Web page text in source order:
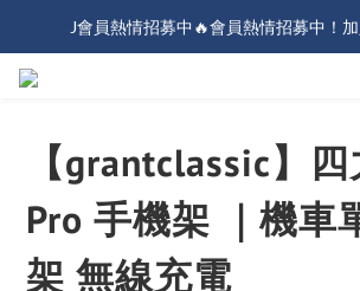
J會員熱情招募中🔥會員熱情招募中！
J會員熱情招募中🔥會員熱情招募中！
【grantclassic】
Pro 手機架 ｜機車
架 無線充電